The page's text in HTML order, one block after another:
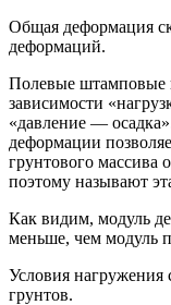
Общая деформация
деформаций.
Полевые штамповые
зависимости
«давление —
деформации
грунтового массива
поэтому называют
Как видим, модуль
меньше, чем модуль
Условия
грунтов.